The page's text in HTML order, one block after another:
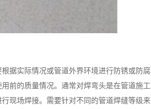
据实际情况或管道外界环境进行防锈或防腐
前的质量情况。通常对焊弯头是在管道施工
现场焊接。需要针对不同的管道焊缝等级来